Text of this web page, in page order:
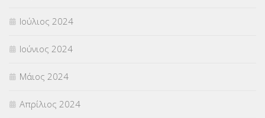
Ιούλιος 2024
Ιούνιος 2024
Μάιος 2024
Απρίλιος 2024